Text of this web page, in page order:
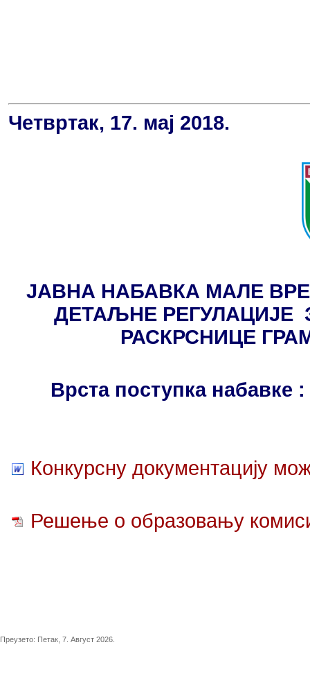
Четвртак, 17. мај 2018.
ЈАВНА НАБАВКА МАЛЕ
ДЕТАЉНЕ РЕГУЛАЦИЈЕ
РАСКРСНИЦЕ
Врста поступка набавке
Конкурсну документацију
Решење о образовању
Преузето: Петак, 7. Август 2026.